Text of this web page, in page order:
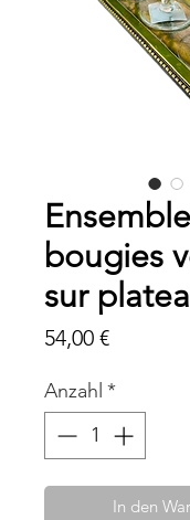
bougies
sur
54,00 €Preis
Anzahl *
In den